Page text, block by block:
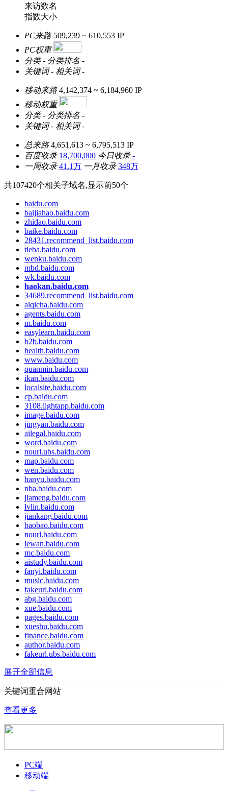
来访数名
指数大小
PC来路 509,239 ~ 610,553 IP
PC权重
分类 - 分类排名 -
关键词 - 相关词 -
移动来路 4,142,374 ~ 6,184,960 IP
移动权重
分类 - 分类排名 -
关键词 - 相关词 -
总来路 4,651,613 ~ 6,795,513 IP
百度收录 18,700,000 今日收录 -
一周收录 41.1万 一月收录 348万
共107420个相关子域名,显示前50个
baidu.com
baijiahao.baidu.com
zhidao.baidu.com
baike.baidu.com
28431.recommend_list.baidu.com
tieba.baidu.com
wenku.baidu.com
mbd.baidu.com
wk.baidu.com
haokan.baidu.com
34689.recommend_list.baidu.com
aiqicha.baidu.com
agents.baidu.com
m.baidu.com
easylearn.baidu.com
b2b.baidu.com
health.baidu.com
www.baidu.com
quanmin.baidu.com
ikan.baidu.com
localsite.baidu.com
cp.baidu.com
3108.lightapp.baidu.com
image.baidu.com
jingyan.baidu.com
ailegal.baidu.com
word.baidu.com
nourl.ubs.baidu.com
map.baidu.com
wen.baidu.com
hanyu.baidu.com
nba.baidu.com
jiameng.baidu.com
lvlin.baidu.com
jiankang.baidu.com
baobao.baidu.com
nourl.baidu.com
lewan.baidu.com
mc.baidu.com
aistudy.baidu.com
fanyi.baidu.com
music.baidu.com
fakeurl.baidu.com
abg.baidu.com
xue.baidu.com
pages.baidu.com
xueshu.baidu.com
finance.baidu.com
author.baidu.com
fakeurl.ubs.baidu.com
展开全部信息
关键词重合网站
查看更多
PC端
移动端